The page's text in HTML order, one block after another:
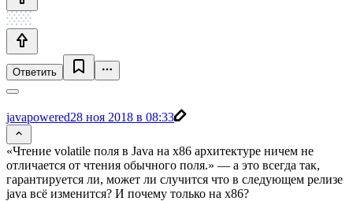
Ответить
javapowered28 ноя 2018 в 08:33
«Чтение volatile поля в Java на x86 архитектуре ничем не
отличается от чтения обычного поля.» — а это всегда так,
гарантируется ли, может ли случится что в следующем релизе
java всё изменится? И почему только на x86?